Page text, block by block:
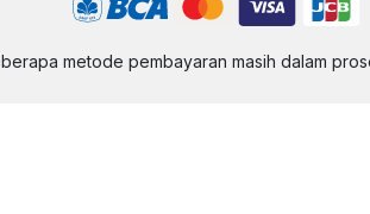
metode pembayaran masih dalam